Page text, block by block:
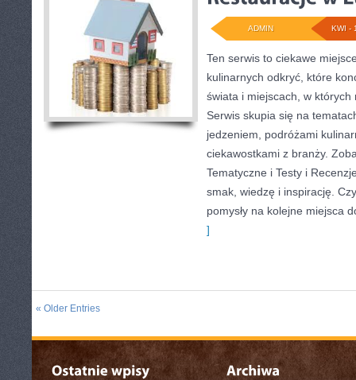
KWI -
ADMIN
Ten serwis to ciekawe
kulinarnych odkryć, które
świata i miejscach, w
Serwis skupia się na
jedzeniem, podróżami
ciekawostkami z branży.
Tematyczne i Testy i
smak, wiedzę i inspirację.
pomysły na kolejne miejsca
]
« Older Entries